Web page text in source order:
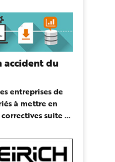
accident du
entreprises de
à mettre en
suite à